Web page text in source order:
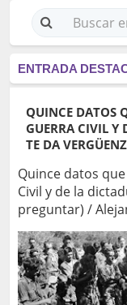
ENTRADA
QUINCE DATOS
GUERRA CIVIL Y
TE DA
Quince datos
Civil y de la
preguntar) /